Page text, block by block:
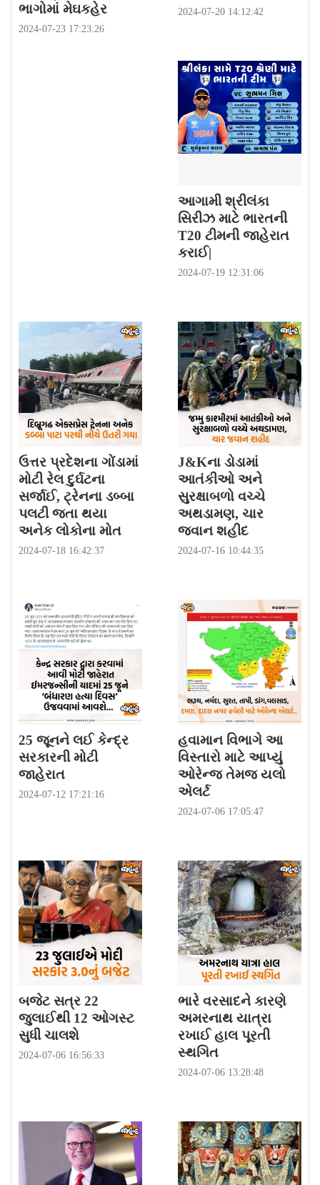
ભાગોમાં મેઘકહેર
2024-07-23 17:23:26
2024-07-20 14:12:42
આગામી શ્રીલંકા
સિરીઝ માટે ભારતની
T20 ટીમની જાહેરાત
કરાઈ|
2024-07-19 12:31:06
ઉત્તર પ્રદેશના ગોંડામાં
મોટી રેલ દુર્ઘટના
સર્જાઈ, ટ્રેનના ડબ્બા
પલટી જતા થયા
અનેક લોકોના મોત
2024-07-18 16:42:37
J&Kના ડોડામાં
આતંકીઓ અને
સુરક્ષાબળો વચ્ચે
અથડામણ, ચાર
જવાન શહીદ
2024-07-16 10:44:35
25 જૂનને લઈ કેન્દ્ર
સરકારની મોટી
જાહેરાત
2024-07-12 17:21:16
હવામાન વિભાગે આ
વિસ્તારો માટે આપ્યું
ઓરેન્જ તેમજ યલો
એલર્ટ
2024-07-06 17:05:47
બજેટ સત્ર 22
જુલાઈથી 12 ઓગસ્ટ
સુધી ચાલશે
2024-07-06 16:56:33
ભારે વરસાદને કારણે
અમરનાથ યાત્રા
રખાઈ હાલ પૂરતી
સ્થગિત
2024-07-06 13:28:48